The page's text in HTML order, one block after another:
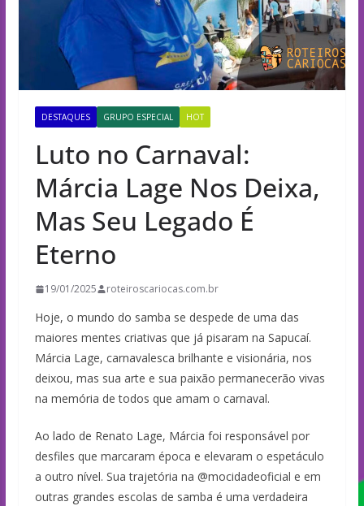
DESTAQUES GRUPO ESPECIAL HOT
Luto no Carnaval:
Márcia Lage Nos Deixa,
Mas Seu Legado É
Eterno
19/01/2025 roteiroscariocas.com.br
Hoje, o mundo do samba se despede de uma das
maiores mentes criativas que já pisaram na Sapucaí.
Márcia Lage, carnavalesca brilhante e visionária, nos
deixou, mas sua arte e sua paixão permanecerão vivas
na memória de todos que amam o carnaval.
Ao lado de Renato Lage, Márcia foi responsável por
desfiles que marcaram época e elevaram o espetáculo
a outro nível. Sua trajetória na @mocidadeoficial e em
outras grandes escolas de samba é uma verdadeira